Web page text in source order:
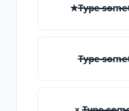
★T̶̴y̶̴p̶̴e̶̴
T̶̴y̶̴p̶̴e̶̴